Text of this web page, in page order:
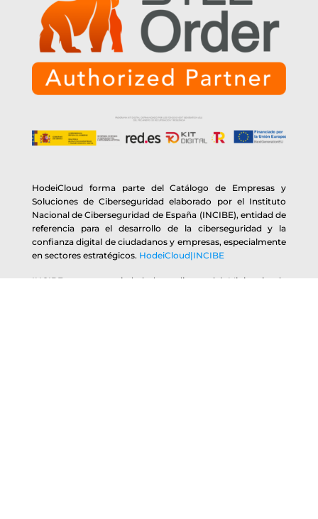
HodeiCloud forma parte del Catálogo de Empresas y
Soluciones de Ciberseguridad elaborado por el Instituto
Nacional de Ciberseguridad de España (INCIBE), entidad de
referencia para el desarrollo de la ciberseguridad y la
confianza digital de ciudadanos y empresas, especialmente
en sectores estratégicos. HodeiCloud|INCIBE
INCIBE es una sociedad dependiente del Ministerio de